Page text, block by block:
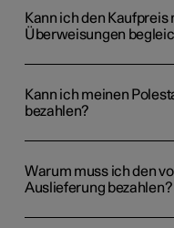
Kann ich den
Überweisungen
Kann ich meinen
bezahlen?
Warum muss ich den
Auslieferung bezahlen?